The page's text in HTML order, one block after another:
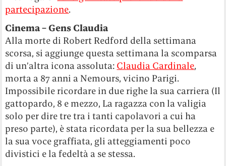
partecipazione.
Cinema – Gens Claudia
Alla morte di Robert Redford della settimana
scorsa, si aggiunge questa settimana la scomparsa
di un’altra icona assoluta: Claudia Cardinale,
morta a 87 anni a Nemours, vicino Parigi.
Impossibile ricordare in due righe la sua carriera (Il
gattopardo, 8 e mezzo, La ragazza con la valigia
solo per dire tre tra i tanti capolavori a cui ha
preso parte), è stata ricordata per la sua bellezza e
la sua voce graffiata, gli atteggiamenti poco
divistici e la fedeltà a se stessa.